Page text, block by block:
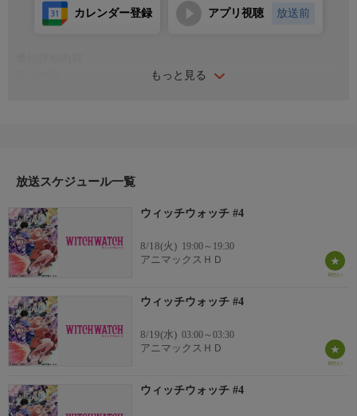
もっと見る
カレンダー登録 アプリ視聴 放送前
し…前途多難で摩訶不思議な日々が始まる！
原作:篠原健太/制作:2025年
放送スケジュール一覧
ウィッチウォッチ #4
8/18(火) 19:00～19:30
アニマックスＨＤ
ウィッチウォッチ #4
8/19(水) 03:00～03:30
アニマックスＨＤ
ウィッチウォッチ #4